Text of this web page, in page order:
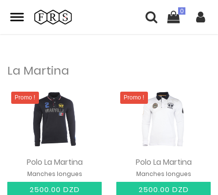
La Martina
Promo !
Polo La Martina
Manches longues
2500.00 DZD
Promo !
Polo La Martina
Manches longues
2500.00 DZD